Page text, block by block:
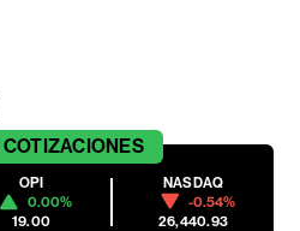
COTIZACIONES
OPI
0.00%
19.00
NASDAQ
-0.54%
26,440.93